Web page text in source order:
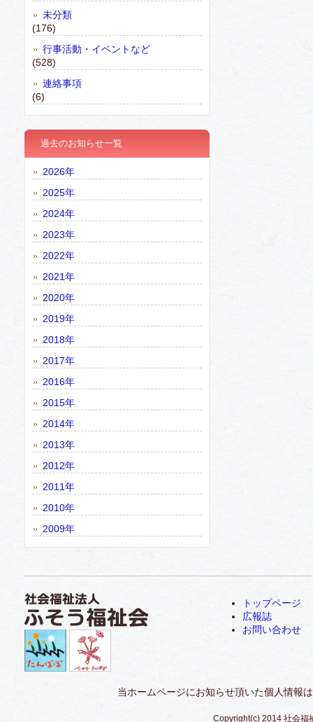
未分類
(176)
行事活動・イベントなど
(528)
連絡事項
(6)
過去のお知らせ一覧
2026年
2025年
2024年
2023年
2022年
2021年
2020年
2019年
2018年
2017年
2016年
2015年
2014年
2013年
2012年
2011年
2010年
2009年
トップページ
広報誌
お問い合わせ
当ホームページにお知らせ頂いた個人情報
Copyright(c) 2014 社会